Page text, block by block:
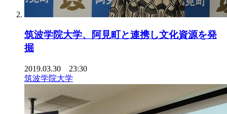
筑波学院大学、阿見町と連携し文化資源を発
掘
2019.03.30 23:30
筑波学院大学